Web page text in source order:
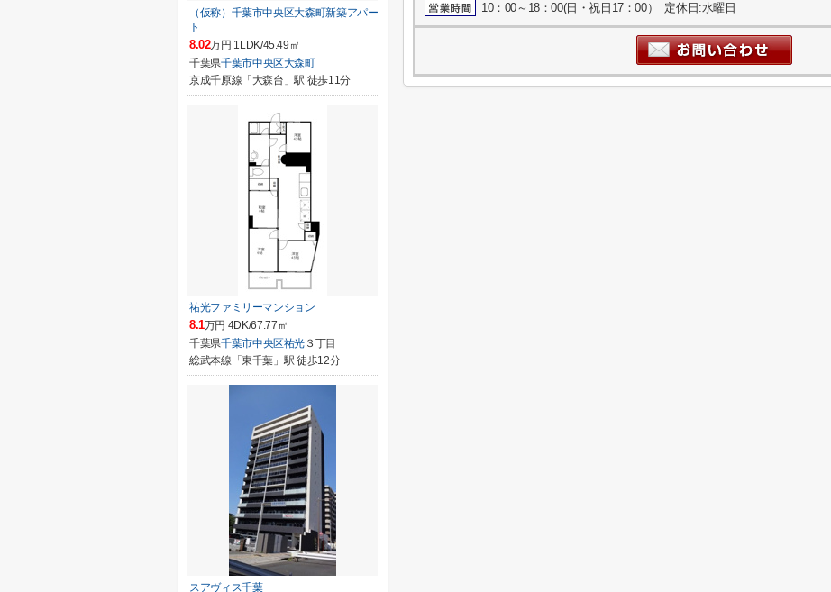
10：00～18：00(日・祝日17：00） 定休日:水曜日
（仮称）千葉市中央区大森町新築アパー
ト
8.02万円 1LDK/45.49㎡
千葉県千葉市中央区大森町
京成千原線「大森台」駅 徒歩11分
祐光ファミリーマンション
8.1万円 4DK/67.77㎡
千葉県千葉市中央区祐光 ３丁目
総武本線「東千葉」駅 徒歩12分
スアヴィス千葉